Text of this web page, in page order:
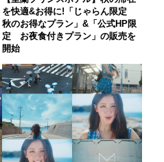
を快適&お得に!「じゃらん限定
秋のお得なプラン」&「公式HP限
定 お夜食付きプラン」の販売を
開始